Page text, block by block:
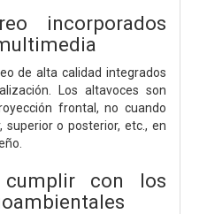
incorporados
de alta calidad integrados
Los altavoces son
frontal, no cuando
o posterior, etc., en
cumplir con los